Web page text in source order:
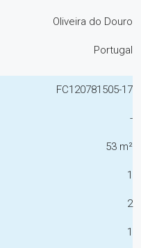
Oliveira do Douro
Portugal
FC120781505-17
-
53 m²
1
2
1